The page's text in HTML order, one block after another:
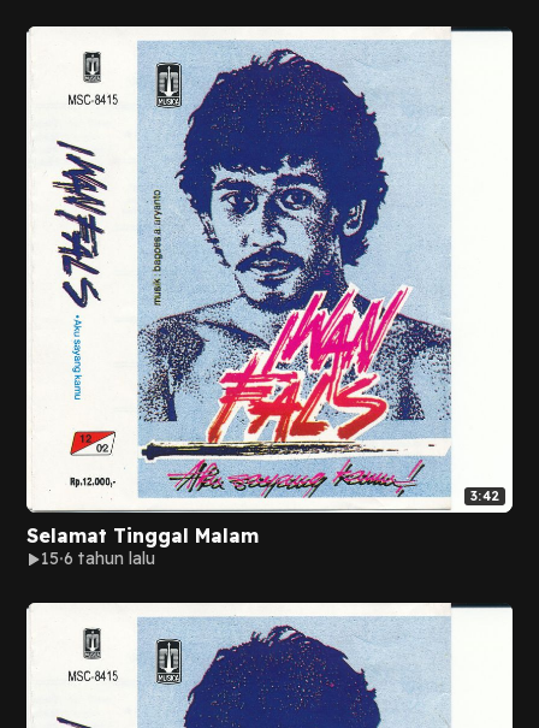
3:42
Selamat Tinggal Malam
15 6 tahun lalu